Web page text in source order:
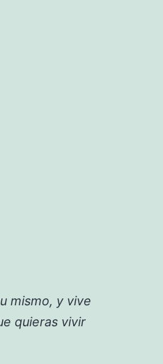
mismo, y vive
quieras vivir